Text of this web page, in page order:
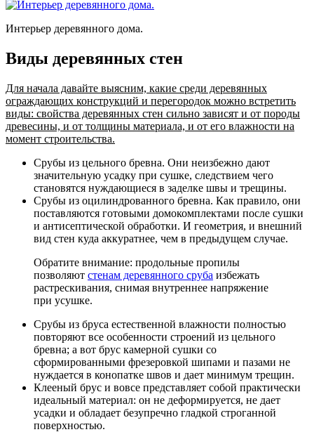
Интерьер деревянного дома.
Виды деревянных стен
Для начала давайте выясним, какие среди деревянных
ограждающих конструкций и перегородок можно встретить
виды: свойства деревянных стен сильно зависят и от породы
древесины, и от толщины материала, и от его влажности на
момент строительства.
Срубы из цельного бревна. Они неизбежно дают
значительную усадку при сушке, следствием чего
становятся нуждающиеся в заделке швы и трещины.
Срубы из оцилиндрованного бревна. Как правило, они
поставляются готовыми домокомплектами после сушки
и антисептической обработки. И геометрия, и внешний
вид стен куда аккуратнее, чем в предыдущем случае.
Обратите внимание: продольные пропилы
позволяют стенам деревянного сруба избежать
растрескивания, снимая внутреннее напряжение
при усушке.
Срубы из бруса естественной влажности полностью
повторяют все особенности строений из цельного
бревна; а вот брус камерной сушки со
сформированными фрезеровкой шипами и пазами не
нуждается в конопатке швов и дает минимум трещин.
Клееный брус и вовсе представляет собой практически
идеальный материал: он не деформируется, не дает
усадки и обладает безупречно гладкой строганной
поверхностью.